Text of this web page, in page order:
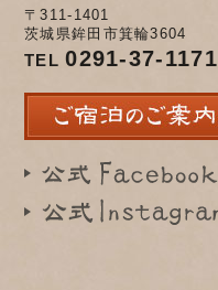
〒311-1401
茨城県鉾田市箕輪3604
TEL0291-37-1171